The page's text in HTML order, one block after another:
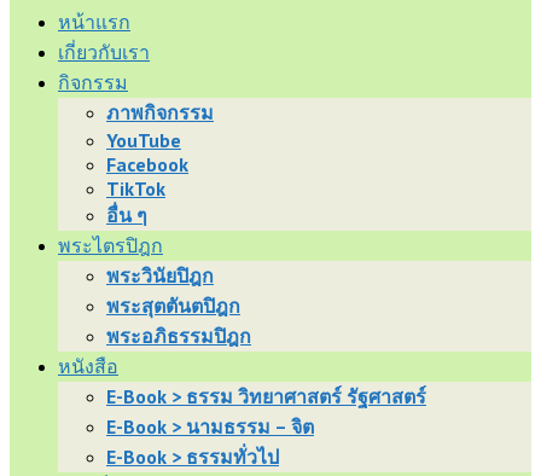
หน้าแรก
เกี่ยวกับเรา
กิจกรรม
ภาพกิจกรรม
YouTube
Facebook
TikTok
อื่น ๆ
พระไตรปิฎก
พระวินัยปิฎก
พระสุตตันตปิฎก
พระอภิธรรมปิฎก
หนังสือ
E-Book > ธรรม วิทยาศาสตร์ รัฐศาสตร์
E-Book > นามธรรม – จิต
E-Book > ธรรมทั่วไป